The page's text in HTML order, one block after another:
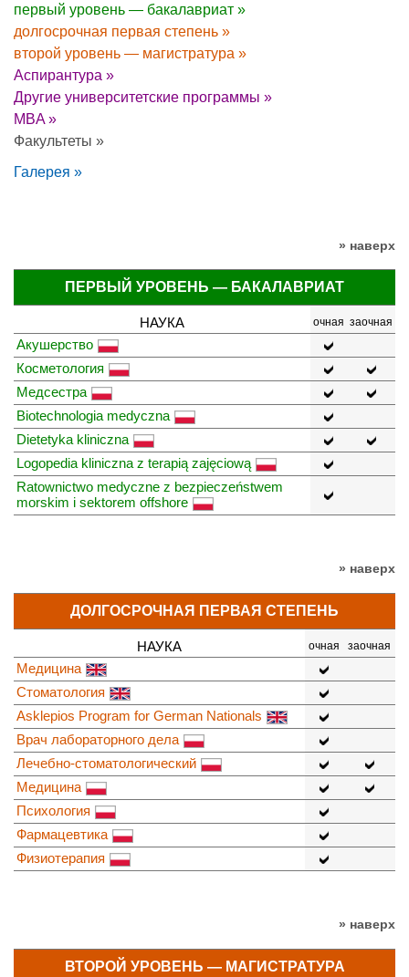
первый уровень — бакалавриат »
долгосрочная первая степень »
второй уровень — магистратура »
Аспирантура »
Другие университетские программы »
MBA »
Факультеты »
Галерея »
» наверх
ПЕРВЫЙ УРОВЕНЬ — БАКАЛАВРИАТ
НАУКА очная заочная
Акушерство
Косметология
Медсестра
Biotechnologia medyczna
Dietetyka kliniczna
Logopedia kliniczna z terapią zajęciową
Ratownictwo medyczne z bezpieczeństwem
morskim i sektorem offshore
» наверх
ДОЛГОСРОЧНАЯ ПЕРВАЯ СТЕПЕНЬ
НАУКА очная заочная
Медицина
Стоматология
Asklepios Program for German Nationals
Врач лабораторного дела
Лечебно-стоматологический
Медицина
Психология
Фармацевтика
Физиотерапия
» наверх
ВТОРОЙ УРОВЕНЬ — МАГИСТРАТУРА